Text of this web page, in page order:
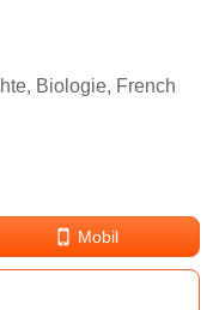
Biologie, French
Mobil